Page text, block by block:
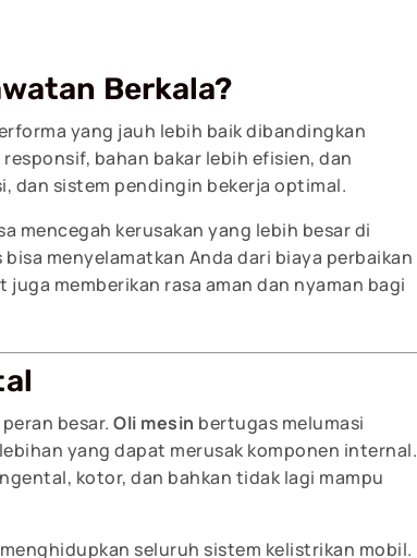
Berkala?
yang jauh lebih baik dibandingkan
bahan bakar lebih efisien, dan
dan sistem pendingin bekerja optimal.
mencegah kerusakan yang lebih besar di
menyelamatkan Anda dari biaya perbaikan
memberikan rasa aman dan nyaman bagi
besar.Oli mesin bertugas melumasi
yang dapat merusak komponen internal.
kotor, dan bahkan tidak lagi mampu
seluruh sistem kelistrikan mobil.